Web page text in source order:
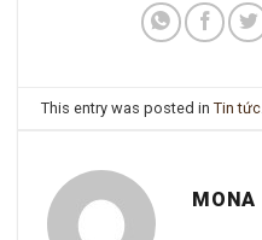
This entry was posted inTin tức
MONA